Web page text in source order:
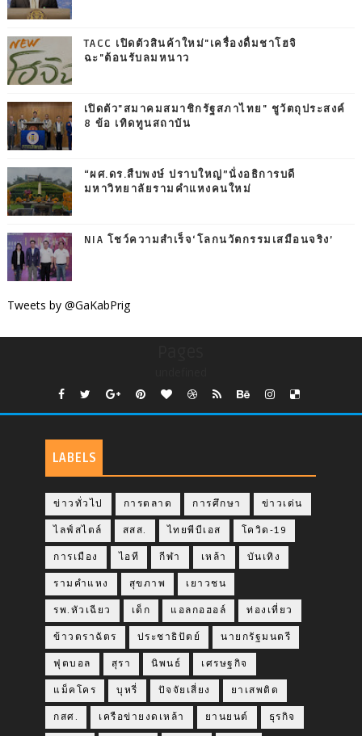
TACC เปิดตัวสินค้าใหม่"เครื่องดื่มชาโฮจิ
ฉะ"ต้อนรับลมหนาว
เปิดตัว"สมาคมสมาชิกรัฐสภาไทย" ชูวัตถุประสงค์
8 ข้อ เทิดทูนสถาบัน
“ผศ.ดร.สืบพงษ์ ปราบใหญ่”นั่งอธิการบดี
มหาวิทยาลัยรามคำแหงคนใหม่
NIA โชว์ความสำเร็จ‘โลกนวัตกรรมเสมือนจริง’
Tweets by @GaKabPrig
LABELS
ข่าวทั่วไป การตลาด การศึกษา ข่าวเด่น
ไลฟ์สไตล์ สสส. ไทยพีบีเอส โควิด-19
การเมือง ไอที กีฬา เหล้า บันเทิง
รามคำแหง สุขภาพ เยาวชน
รพ.หัวเฉียว เด็ก แอลกอฮอล์ ท่องเที่ยว
ข้าวตราฉัตร ประชาธิปัตย์ นายกรัฐมนตรี
ฟุตบอล สุรา นิพนธ์ เศรษฐกิจ
แม็คโคร บุหรี่ ปัจจัยเสี่ยง ยาเสพติด
กสศ. เครือข่ายงดเหล้า ยานยนต์ ธุรกิจ